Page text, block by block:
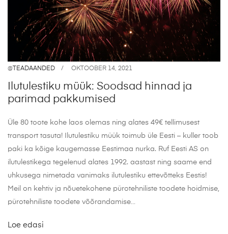
@ TEADAANDED OKTOOBER 14, 2021
Ilutulestiku müük: Soodsad hinnad ja
parimad pakkumised
Üle 80 toote kohe laos olemas ning alates 49€ tellimusest
transport tasuta! Ilutulestiku müük toimub üle Eesti – kuller toob
paki ka kõige kaugemasse Eestimaa nurka. Ruf Eesti AS on
ilutulestikega tegelenud alates 1992. aastast ning saame end
uhkusega nimetada vanimaks ilutulestiku ettevõtteks Eestis!
Meil on kehtiv ja nõuetekohene pürotehniliste toodete hoidmise,
pürotehniliste toodete võõrandamise…
Loe edasi